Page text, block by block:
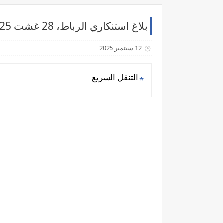
بلاغ استنكاري الرباط، 28 غشت 2025 دنا للصحافة والمواطنة
12 سبتمبر 2025
التنقل السريع